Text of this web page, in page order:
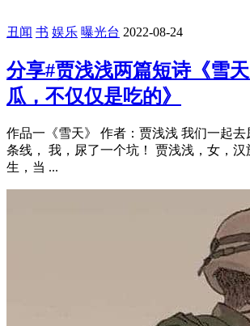
丑闻 娱乐 微拍 社会 迷你照 2023-01-12
美女戴璐副局长与张副局长
前言 相信能来到这里的，大家对戴璐网红
长，这样种种诱惑人的标签，大家都已经